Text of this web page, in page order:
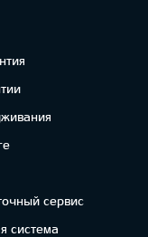
сервис
система